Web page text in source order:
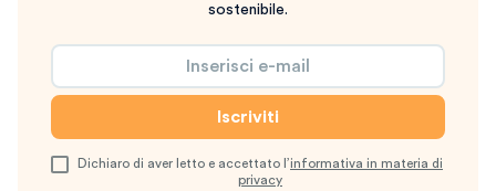
sostenibile.
Dichiaro di aver letto e accettato l’informativa in materia di
privacy